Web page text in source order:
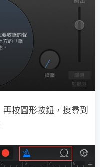
按圓形按鈕，搜尋到